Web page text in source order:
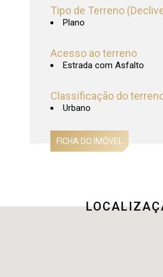
Tipo de Terreno
Plano
Acesso ao terreno
Estrada com Asfalto
Classificação do
Urbano